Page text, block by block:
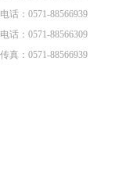
电话：0571-88566939
电话：0571-88566309
传真：0571-88566939